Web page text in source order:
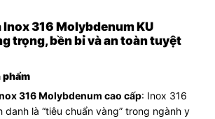
Inox 316 Molybdenum KU
trọng, bền bỉ và an toàn tuyệt
phẩm
316 Molybdenum cao cấp: Inox 316
danh là “tiêu chuẩn vàng” trong ngành y